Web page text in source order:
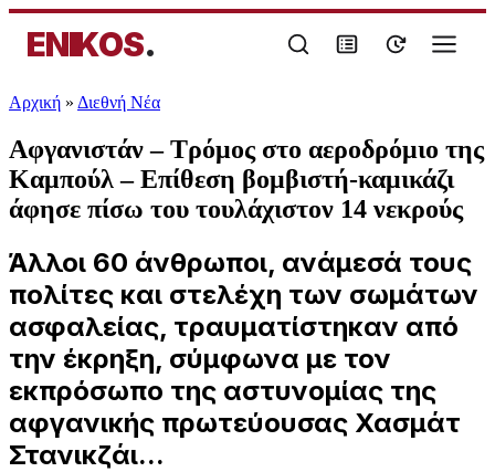
ENIKOS.
Αρχική » Διεθνή Νέα
Αφγανιστάν – Τρόμος στο αεροδρόμιο της
Καμπούλ – Επίθεση βομβιστή-καμικάζι
άφησε πίσω του τουλάχιστον 14 νεκρούς
Άλλοι 60 άνθρωποι, ανάμεσά τους
πολίτες και στελέχη των σωμάτων
ασφαλείας, τραυματίστηκαν από
την έκρηξη, σύμφωνα με τον
εκπρόσωπο της αστυνομίας της
αφγανικής πρωτεύουσας Χασμάτ
Στανικζάι...